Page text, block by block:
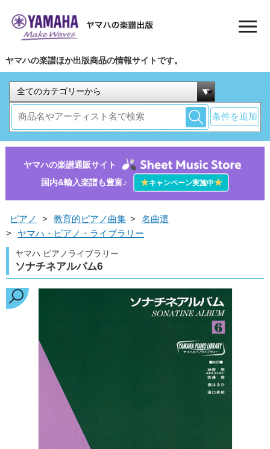
ヤマハの楽譜ほか出版商品の情報サイトです。
条件を追加
ヤマハの楽譜通販サイト
国内&輸入楽譜も豊富♪
★キャンペーン実施中★
ピアノ > 教育的ピアノ曲集 >
名曲選
>
ヤマハ・ピアノ・ライブラリー
ヤマハ ピアノライブラリー
ソナチネアルバム6